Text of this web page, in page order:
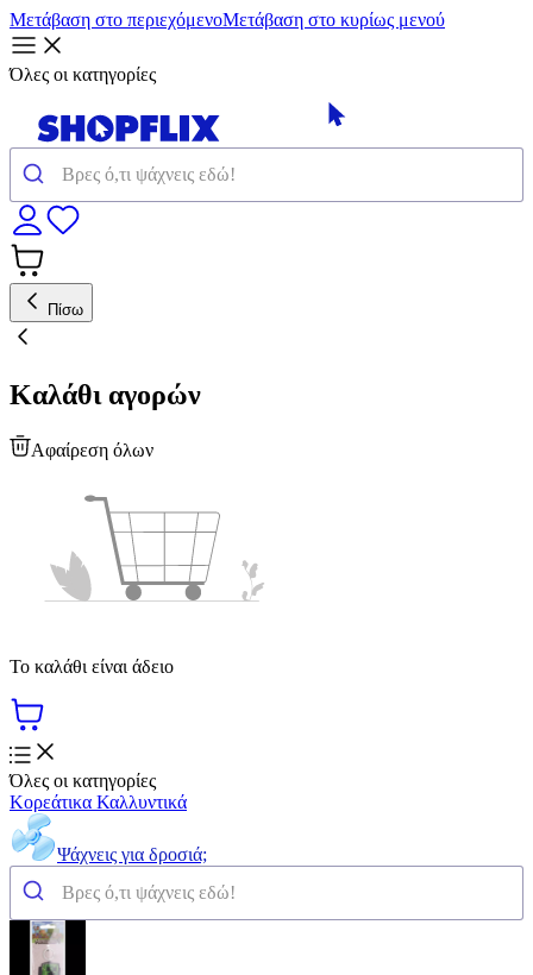
Μετάβαση στο περιεχόμενοΜετάβαση στο κυρίως μενού
Όλες οι κατηγορίες
Πίσω
Καλάθι αγορών
Αφαίρεση όλων
Το καλάθι είναι άδειο
Όλες οι κατηγορίες
Κορεάτικα Καλλυντικά
Ψάχνεις για δροσιά;